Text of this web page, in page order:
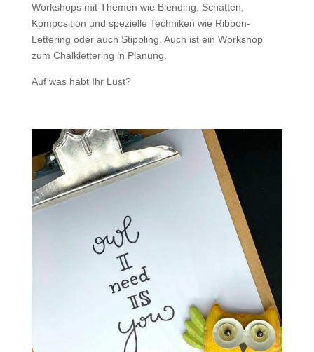
Workshops mit Themen wie Blending, Schatten,
Komposition und spezielle Techniken wie Ribbon-
Lettering oder auch Stippling. Auch ist ein Workshop
zum Chalklettering in Planung.
Auf was habt Ihr Lust?